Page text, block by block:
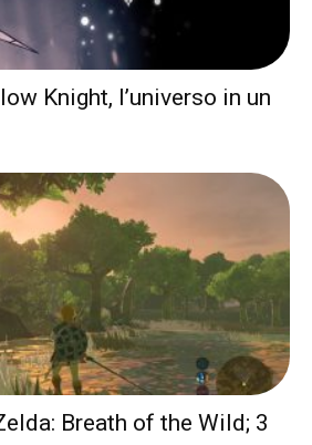
Knight, l’universo in un
Breath of the Wild; 3